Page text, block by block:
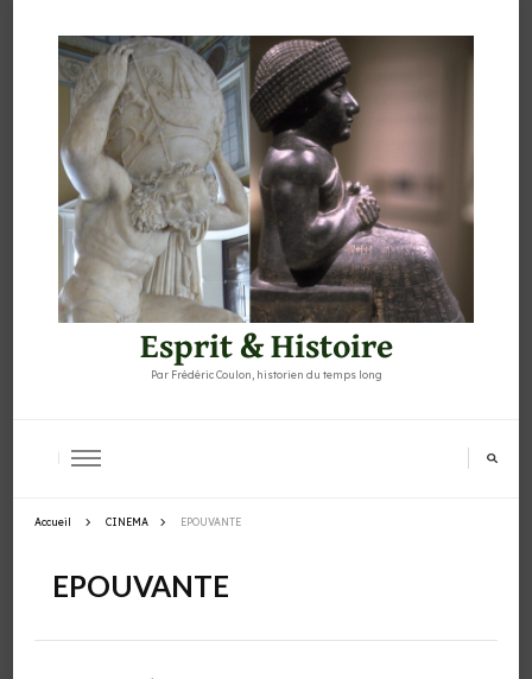
Esprit & Histoire
Par Frédéric Coulon, historien du temps long
Accueil CINEMA EPOUVANTE
EPOUVANTE